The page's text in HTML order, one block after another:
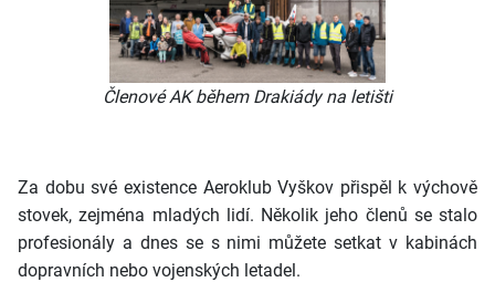
Členové AK během Drakiády na letišti
Za dobu své existence Aeroklub Vyškov přispěl k výchově
stovek, zejména mladých lidí. Několik jeho členů se stalo
profesionály a dnes se s nimi můžete setkat v kabinách
dopravních nebo vojenských letadel.